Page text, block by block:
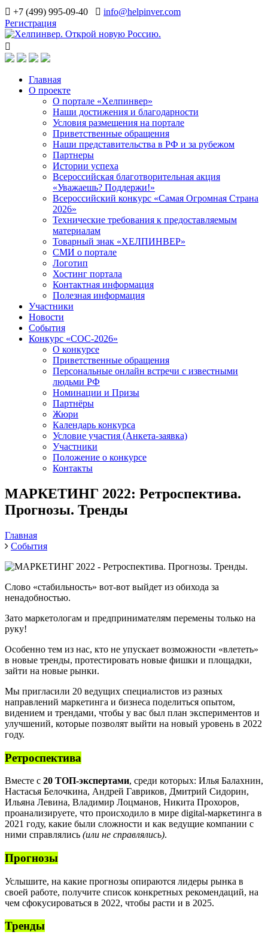
+7 (499) 995-09-40
info@helpinver.com
Регистрация
Главная
О проекте
О портале «Хелпинвер»
Наши достижения и благодарности
Условия размещения на портале
Приветственные обращения
Наши представительства в РФ и за рубежом
Партнеры
Истории успеха
Всероссийская благотворительная акция
«Уважаешь? Поддержи!»
Всероссийский конкурс «Самая Огромная Страна
2026»
Технические требования к предоставляемым
материалам
Товарный знак «ХЕЛПИНВЕР»
СМИ о портале
Логотип
Хостинг портала
Контактная информация
Полезная информация
Участники
Новости
События
Конкурс «СОС-2026»
О конкурсе
Приветственные обращения
Персональные онлайн встречи с известными
людьми РФ
Номинации и Призы
Партнёры
Жюри
Календарь конкурса
Условие участия (Анкета-заявка)
Участники
Положение о конкурсе
Контакты
МАРКЕТИНГ 2022: Ретроспектива.
Прогнозы. Тренды
Главная
События
Слово «стабильность» вот-вот выйдет из обихода за
ненадобностью.
Зато маркетологам и предпринимателям перемены только на
руку!
Особенно тем из нас, кто не упускает возможности «влететь»
в новые тренды, протестировать новые фишки и площадки,
зайти на новые рынки.
Мы пригласили 20 ведущих специалистов из разных
направлений маркетинга и бизнеса поделиться опытом,
видением и трендами, чтобы у вас был план экспериментов и
улучшений, которые позволят выйти на новый уровень в 2022
году.
Ретроспектива
Вместе с 20 ТОП-экспертами, среди которых: Илья Балахнин,
Настасья Белочкина, Андрей Гавриков, Дмитрий Сидорин,
Ильяна Левина, Владимир Лоцманов, Никита Прохоров,
проанализируете, что происходило в мире digital-маркетинга в
2021 году, какие были сложности и как ведущие компании с
ними справлялись (или не справлялись).
Прогнозы
Услышите, на какие прогнозы опираются лидеры рынка в
своей работе, получите список конкретных рекомендаций, на
чем сфокусироваться в 2022, чтобы расти и в 2025.
Тренды